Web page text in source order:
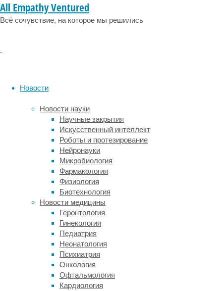
All Empathy Ventured
Всё сочувствие, на которое мы решились
Новости
Новости науки
Научные закрытия
Искусственный интеллект
Роботы и протезирование
Нейронауки
Микробиология
Фармакология
Физиология
Биотехнология
Новости медицины
Геронтология
Гинекология
Педиатрия
Неонатология
Психиатрия
Онкология
Офтальмология
Кардиология
человека
из
грунтовых
году
пещере
Виндия
севере
Хорватии
обнаружен
скелет
неандертальца,
из
которого
впервые
удалось
выделить
доисторическую
ДНК,
давшую
ключ